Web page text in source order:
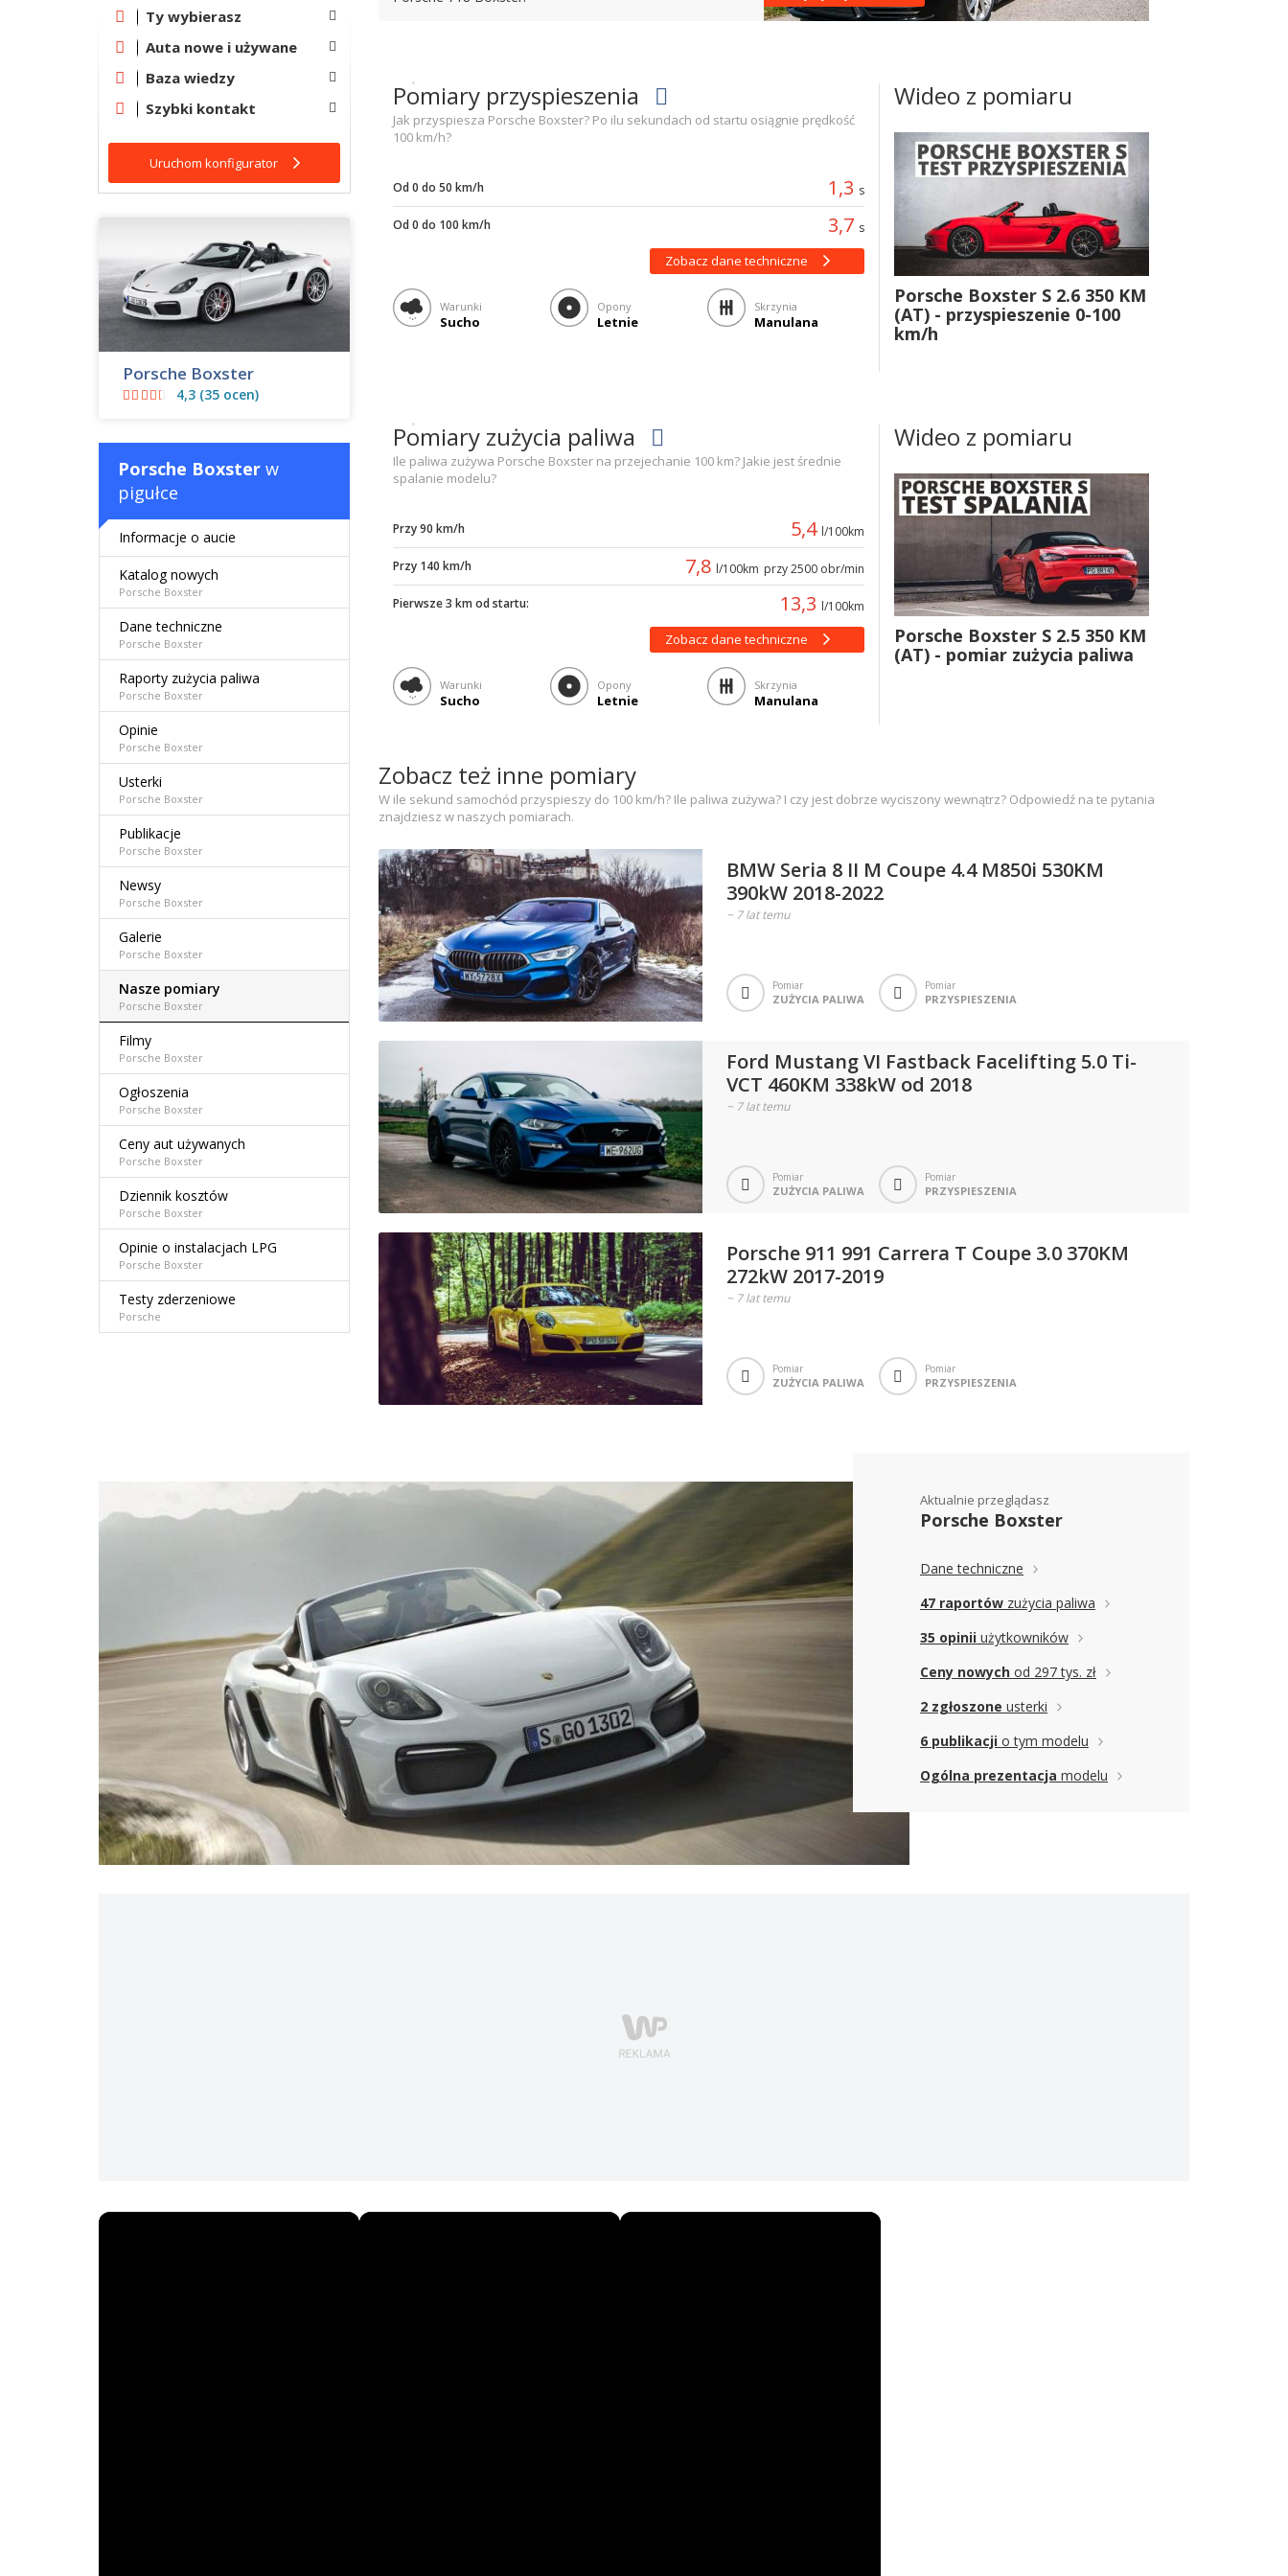
Pomiary przyspieszenia
Jak przyspiesza Porsche Boxster? Po ilu sekundach od startu osiągnie prędkość
100 km/h?
Od 0 do 50 km/h 1,3 s
Od 0 do 100 km/h 3,7 s
Zobacz dane techniczne
Warunki
Sucho
Opony
Letnie
Skrzynia
Manulana
Wideo z pomiaru
Porsche Boxster S 2.6 350 KM
(AT) - przyspieszenie 0-100
km/h
Pomiary zużycia paliwa
Ile paliwa zużywa Porsche Boxster na przejechanie 100 km? Jakie jest średnie
spalanie modelu?
Przy 90 km/h 5,4 l/100km
Przy 140 km/h 7,8 l/100km przy 2500 obr/min
Pierwsze 3 km od startu: 13,3 l/100km
Zobacz dane techniczne
Warunki
Sucho
Opony
Letnie
Skrzynia
Manulana
Wideo z pomiaru
Porsche Boxster S 2.5 350 KM
(AT) - pomiar zużycia paliwa
Zobacz też inne pomiary
W ile sekund samochód przyspieszy do 100 km/h? Ile paliwa zużywa? I czy jest dobrze wyciszony wewnątrz? Odpowiedź na te pytania
znajdziesz w naszych pomiarach.
BMW Seria 8 II M Coupe 4.4 M850i 530KM
390kW 2018-2022
~ 7 lat temu
Pomiar
ZUŻYCIA PALIWA
Pomiar
PRZYSPIESZENIA
Ford Mustang VI Fastback Facelifting 5.0 Ti-
VCT 460KM 338kW od 2018
~ 7 lat temu
Pomiar
ZUŻYCIA PALIWA
Pomiar
PRZYSPIESZENIA
Porsche 911 991 Carrera T Coupe 3.0 370KM
272kW 2017-2019
~ 7 lat temu
Pomiar
ZUŻYCIA PALIWA
Pomiar
PRZYSPIESZENIA
Ty wybierasz
Auta nowe i używane
Baza wiedzy
Szybki kontakt
Uruchom konfigurator
Porsche Boxster
4,3 (35 ocen)
Porsche Boxster w
pigułce
Informacje o aucie
Katalog nowych
Porsche Boxster
Dane techniczne
Porsche Boxster
Raporty zużycia paliwa
Porsche Boxster
Opinie
Porsche Boxster
Usterki
Porsche Boxster
Publikacje
Porsche Boxster
Newsy
Porsche Boxster
Galerie
Porsche Boxster
Nasze pomiary
Porsche Boxster
Filmy
Porsche Boxster
Ogłoszenia
Porsche Boxster
Ceny aut używanych
Porsche Boxster
Dziennik kosztów
Porsche Boxster
Opinie o instalacjach LPG
Porsche Boxster
Testy zderzeniowe
Porsche
Aktualnie przeglądasz
Porsche Boxster
Dane techniczne
47 raportów zużycia paliwa
35 opinii użytkowników
Ceny nowych od 297 tys. zł
2 zgłoszone usterki
6 publikacji o tym modelu
Ogólna prezentacja modelu